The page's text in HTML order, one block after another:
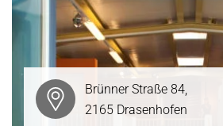
Brünner Straße 84,
2165 Drasenhofen